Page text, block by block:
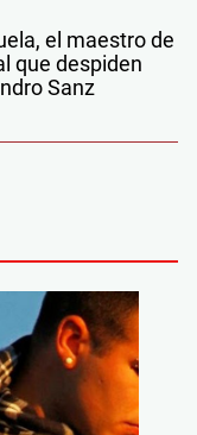
el maestro de
que despiden
Sanz